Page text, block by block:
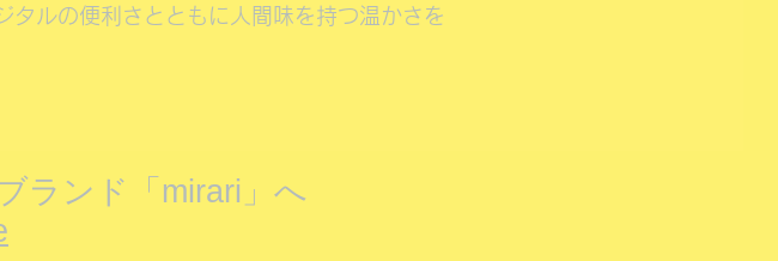
ルの便利さとともに人間味を持つ温かさを
ランド「mirari」へ